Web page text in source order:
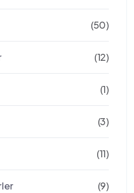
(50)
(12)
(1)
(3)
(11)
(9)